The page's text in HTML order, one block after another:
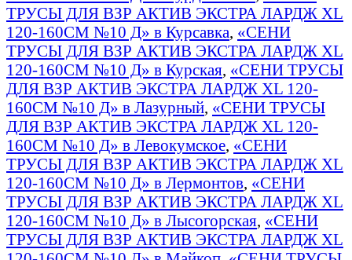
ТРУСЫ ДЛЯ ВЗР АКТИВ ЭКСТРА ЛАРДЖ XL
120-160СМ №10 Д» в Курсавка, «СЕНИ
ТРУСЫ ДЛЯ ВЗР АКТИВ ЭКСТРА ЛАРДЖ XL
120-160СМ №10 Д» в Курская, «СЕНИ ТРУСЫ
ДЛЯ ВЗР АКТИВ ЭКСТРА ЛАРДЖ XL 120-
160СМ №10 Д» в Лазурный, «СЕНИ ТРУСЫ
ДЛЯ ВЗР АКТИВ ЭКСТРА ЛАРДЖ XL 120-
160СМ №10 Д» в Левокумское, «СЕНИ
ТРУСЫ ДЛЯ ВЗР АКТИВ ЭКСТРА ЛАРДЖ XL
120-160СМ №10 Д» в Лермонтов, «СЕНИ
ТРУСЫ ДЛЯ ВЗР АКТИВ ЭКСТРА ЛАРДЖ XL
120-160СМ №10 Д» в Лысогорская, «СЕНИ
ТРУСЫ ДЛЯ ВЗР АКТИВ ЭКСТРА ЛАРДЖ XL